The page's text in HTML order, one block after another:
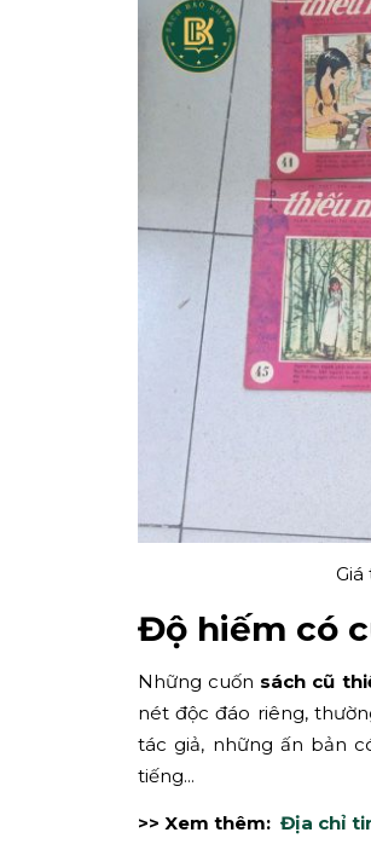
Độ hiếm có
Những cuốn sách cũ
nét độc đáo riêng,
tác giả, những ấn bản
tiếng...
>> Xem thêm: Địa chỉ